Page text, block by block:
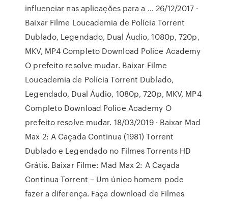
influenciar nas aplicações para a … 26/12/2017 ·
Baixar Filme Loucademia de Polícia Torrent
Dublado, Legendado, Dual Áudio, 1080p, 720p,
MKV, MP4 Completo Download Police Academy
O prefeito resolve mudar. Baixar Filme
Loucademia de Polícia Torrent Dublado,
Legendado, Dual Áudio, 1080p, 720p, MKV, MP4
Completo Download Police Academy O
prefeito resolve mudar. 18/03/2019 · Baixar Mad
Max 2: A Caçada Continua (1981) Torrent
Dublado e Legendado no Filmes Torrents HD
Grátis. Baixar Filme: Mad Max 2: A Caçada
Continua Torrent – Um único homem pode
fazer a diferença. Faça download de Filmes